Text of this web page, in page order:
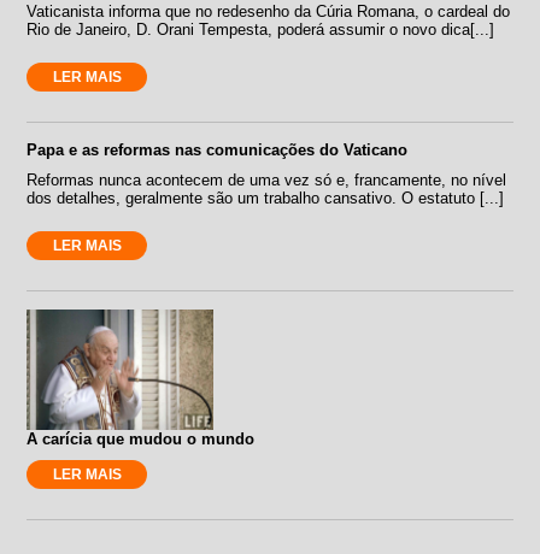
Vaticanista informa que no redesenho da Cúria Romana, o cardeal do
Rio de Janeiro, D. Orani Tempesta, poderá assumir o novo dica[...]
LER MAIS
Papa e as reformas nas comunicações do Vaticano
Reformas nunca acontecem de uma vez só e, francamente, no nível
dos detalhes, geralmente são um trabalho cansativo. O estatuto [...]
LER MAIS
A carícia que mudou o mundo
LER MAIS